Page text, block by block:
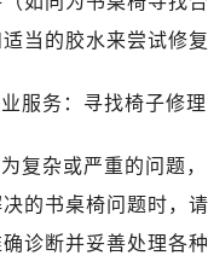
当的胶水来尝试修
服务：寻找椅子修
复杂或严重的问题
的书桌椅问题时，
诊断并妥善处理各种